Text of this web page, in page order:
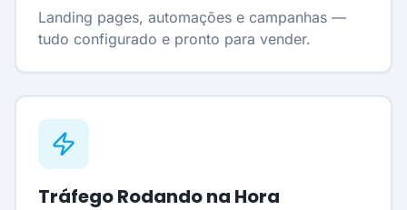
Landing pages, automações e campanhas —
tudo configurado e pronto para vender.
Tráfego Rodando na Hora